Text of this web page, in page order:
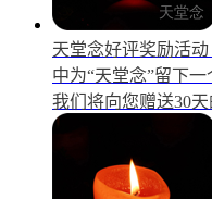
天堂念好评奖励活动
中为“天堂念”留下
我们将向您赠送30天